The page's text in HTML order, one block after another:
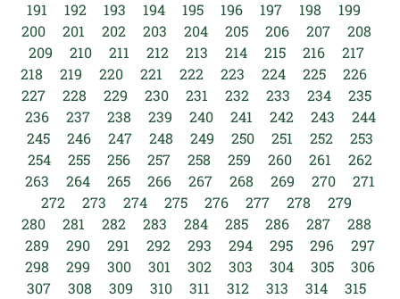
191
192 193 194 195 196 197 198
199
200
201 202 203 204 205 206 207
208
209
210 211 212 213 214 215 216
217
218
219 220 221 222 223 224 225
226
227
228 229 230 231 232 233 234
235
236
237 238 239 240 241 242 243
244
245
246 247 248 249 250 251 252
253
254
255 256 257 258 259 260 261
262
263
264 265 266 267 268 269 270
271
272
273 274 275 276 277 278
279
280
281 282 283 284 285 286 287
288
289
290 291 292 293 294 295 296
297
298
299 300 301 302 303 304 305
306
307
308 309 310 311 312 313 314
315